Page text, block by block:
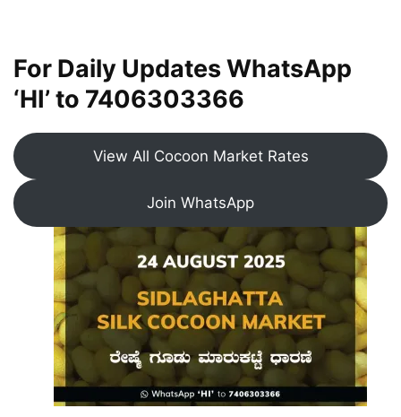
For Daily Updates WhatsApp
‘HI’ to 7406303366
View All Cocoon Market Rates
Join WhatsApp